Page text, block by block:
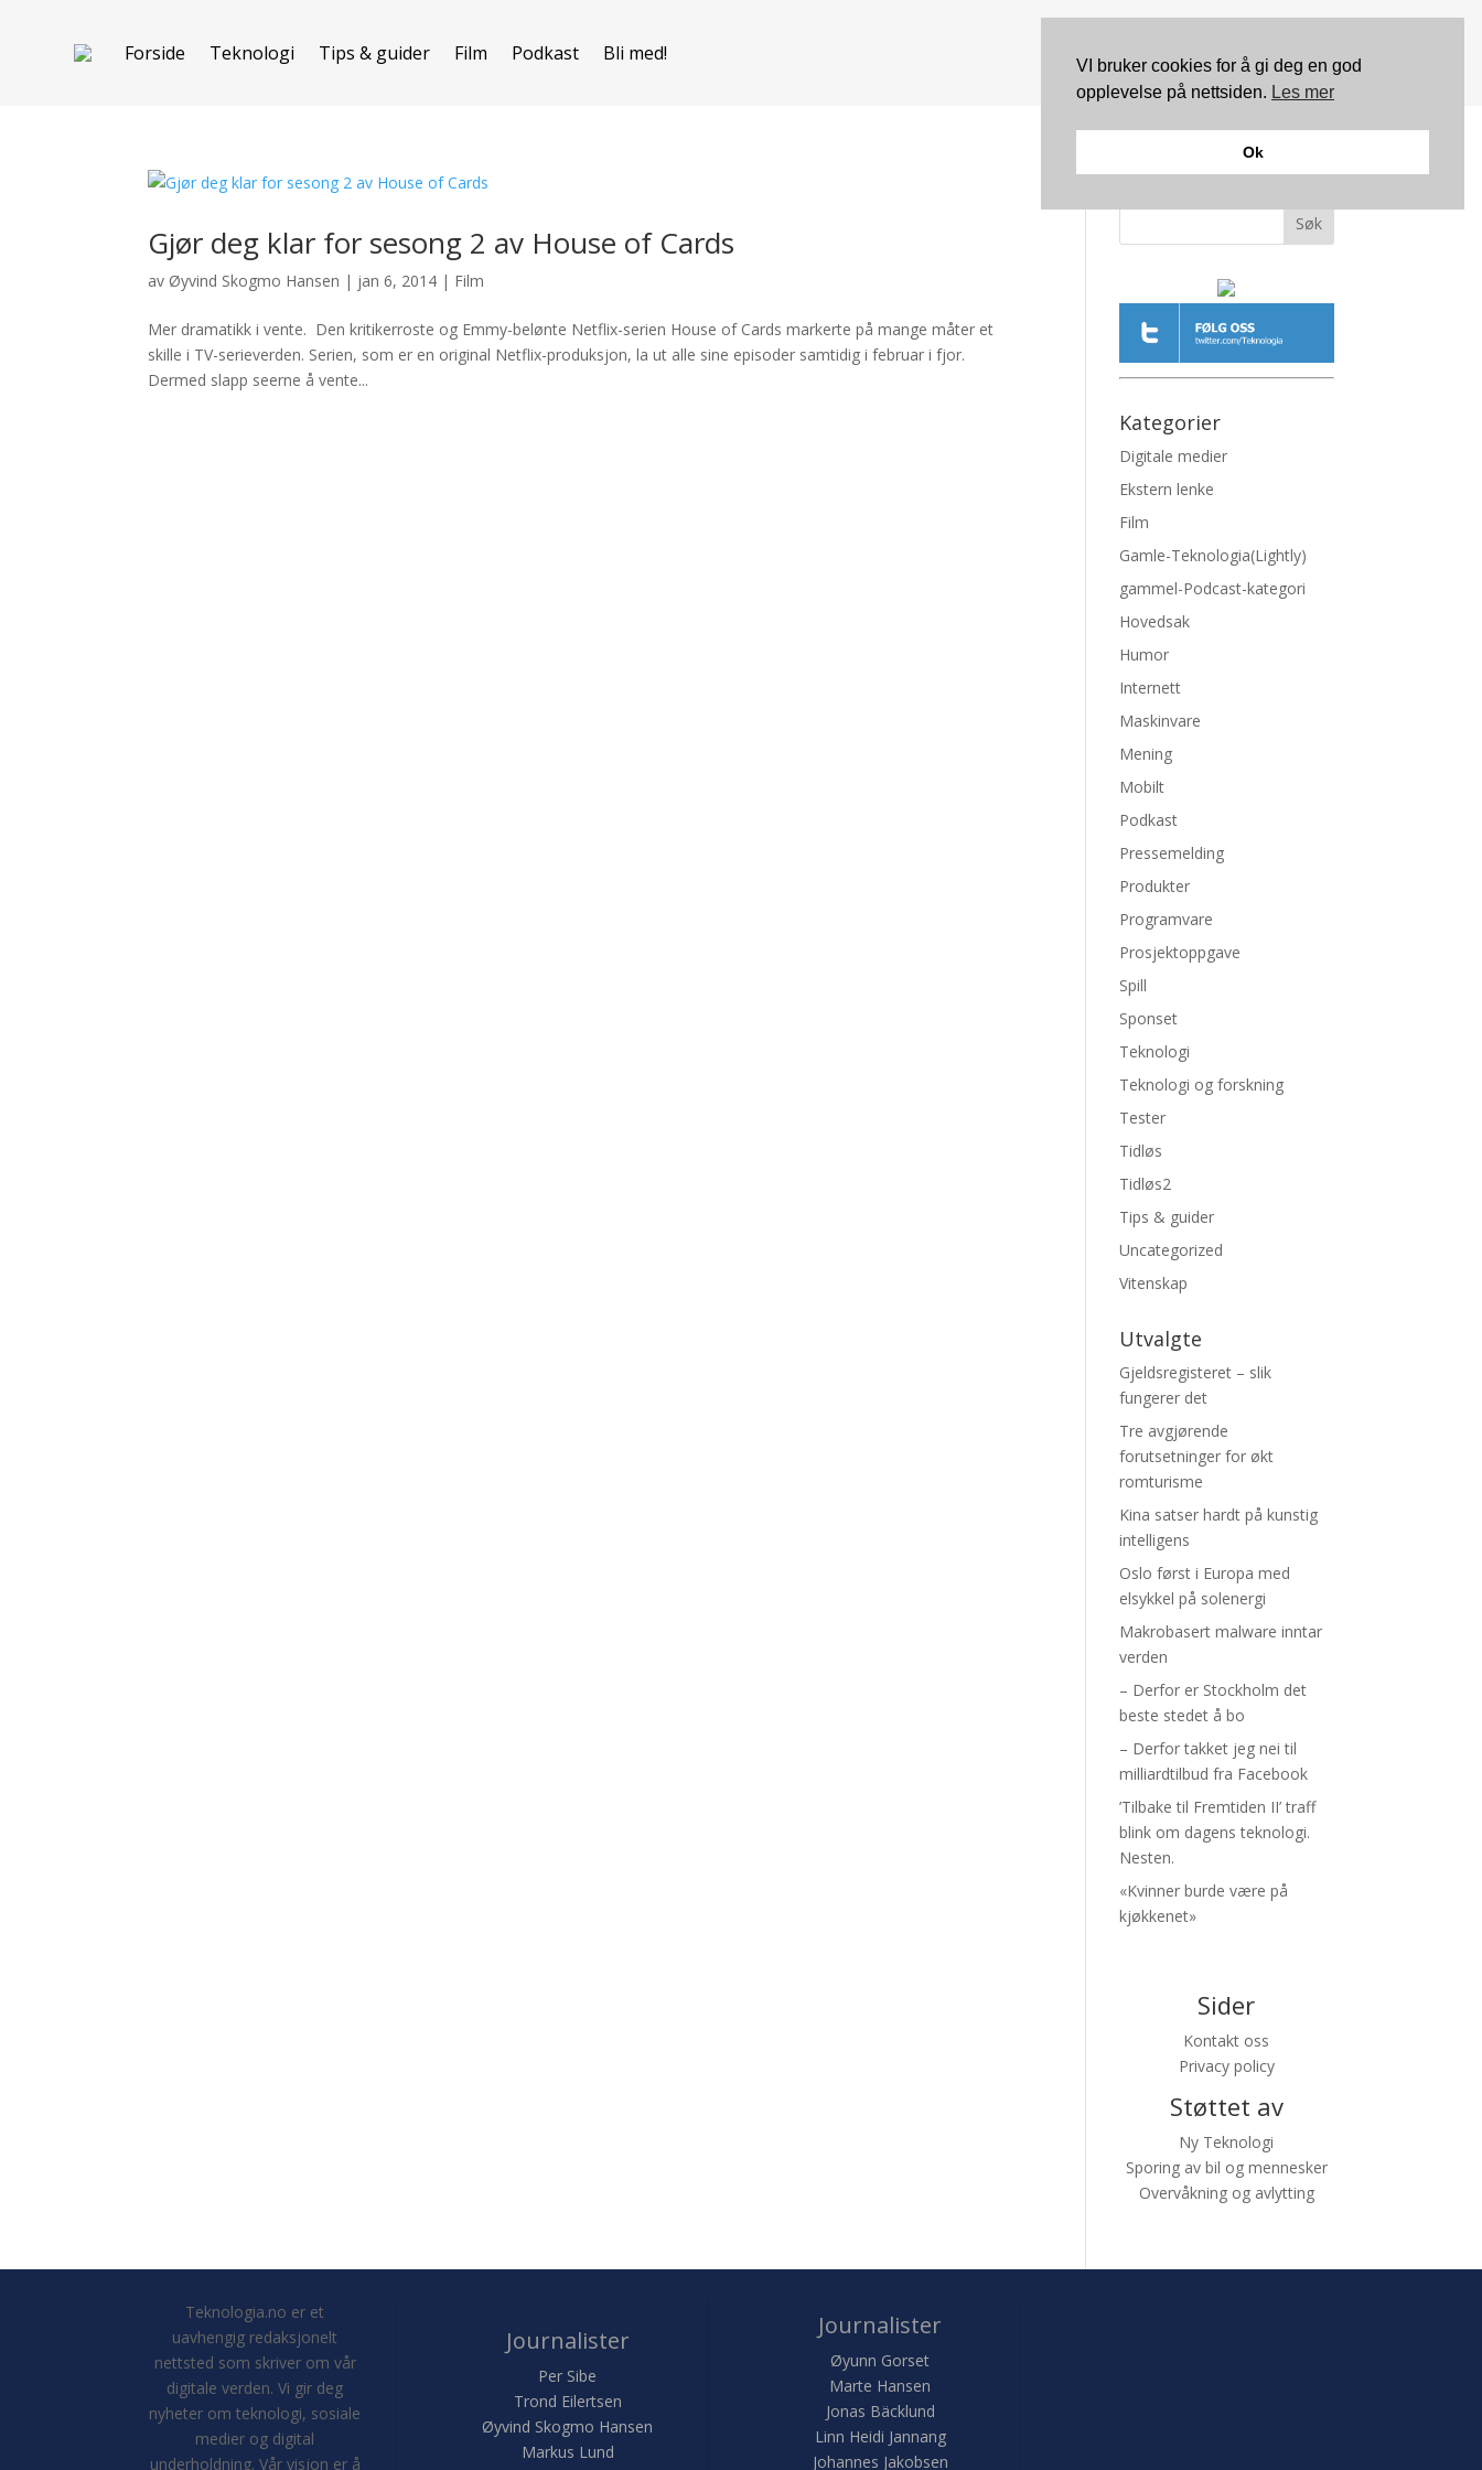
Forside Teknologi Tips & guider Film Podkast Bli med!
Gjør deg klar for sesong 2 av House of Cards
av Øyvind Skogmo Hansen | jan 6, 2014 | Film
Mer dramatikk i vente. Den kritikerroste og Emmy-belønte Netflix-serien House of Cards markerte på mange måter et
skille i TV-serieverden. Serien, som er en original Netflix-produksjon, la ut alle sine episoder samtidig i februar i fjor.
Dermed slapp seerne å vente...
Søk
Kategorier
Digitale medier
Ekstern lenke
Film
Gamle-Teknologia(Lightly)
gammel-Podcast-kategori
Hovedsak
Humor
Internett
Maskinvare
Mening
Mobilt
Podkast
Pressemelding
Produkter
Programvare
Prosjektoppgave
Spill
Sponset
Teknologi
Teknologi og forskning
Tester
Tidløs
Tidløs2
Tips & guider
Uncategorized
Vitenskap
Utvalgte
Gjeldsregisteret – slik
fungerer det
Tre avgjørende
forutsetninger for økt
romturisme
Kina satser hardt på kunstig
intelligens
Oslo først i Europa med
elsykkel på solenergi
Makrobasert malware inntar
verden
– Derfor er Stockholm det
beste stedet å bo
– Derfor takket jeg nei til
milliardtilbud fra Facebook
’Tilbake til Fremtiden II’ traff
blink om dagens teknologi.
Nesten.
«Kvinner burde være på
kjøkkenet»
Sider
Kontakt oss
Privacy policy
Støttet av
Ny Teknologi
Sporing av bil og mennesker
Overvåkning og avlytting
Teknologia.no er et
uavhengig redaksjonelt
nettsted som skriver om vår
digitale verden. Vi gir deg
nyheter om teknologi, sosiale
medier og digital
underholdning. Vår visjon er å
Journalister
Per Sibe
Trond Eilertsen
Øyvind Skogmo Hansen
Markus Lund
Journalister
Øyunn Gorset
Marte Hansen
Jonas Bäcklund
Linn Heidi Jannang
Johannes Jakobsen
VI bruker cookies for å gi deg en god
opplevelse på nettsiden. Les mer
Ok